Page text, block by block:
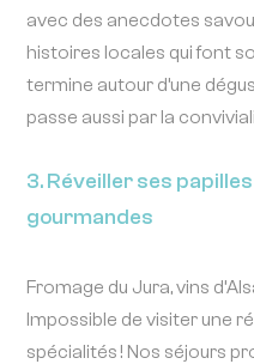
avec des anecdotes
histoires locales qui font
termine autour d’une
passe aussi par la
3. Réveiller ses
gourmandes
Fromage du Jura, vins
Impossible de visiter une
spécialités ! Nos séjours